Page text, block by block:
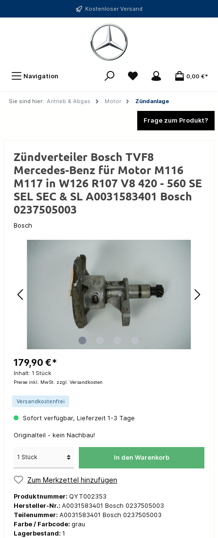
Kostenloser Versand
Navigation 0,00 €*
Sie sind hier: Antrieb & Abgas Motor Zündanlage
Frage zum Produkt?
Zündverteiler Bosch TVF8
Mercedes-Benz für Motor M116
M117 in W126 R107 V8 420 - 560 SE
SEL SEC & SL A0031583401 Bosch
0237505003
Bosch
179,90 €*
Inhalt: 1 Stück
Preise inkl. MwSt. zzgl. Versandkosten
Versandkostenfrei
Sofort verfügbar, Lieferzeit 1-3 Tage
Originalteil - kein Nachbau!
In den Warenkorb
Zum Merkzettel hinzufügen
Produktnummer: QYT002353
Hersteller-Nr.: A0031583401 Bosch 0237505003
Teilenummer: A0031583401 Bosch 0237505003
Farbe / Farbcode: grau
Lagerbestand: 1